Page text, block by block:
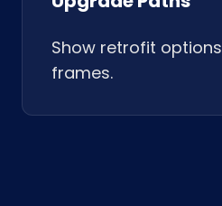
Show retrofit
frames.